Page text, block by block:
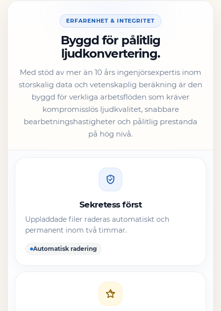
ERFARENHET & INTEGRITET
Byggd för pålitlig
ljudkonvertering.
Med stöd av mer än 10 års ingenjörsexpertis inom
storskalig data och vetenskaplig beräkning är den
byggd för verkliga arbetsflöden som kräver
kompromisslös ljudkvalitet, snabbare
bearbetningshastigheter och pålitlig prestanda
på hög nivå.
Sekretess först
Uppladdade filer raderas automatiskt och
permanent inom två timmar.
Automatisk radering